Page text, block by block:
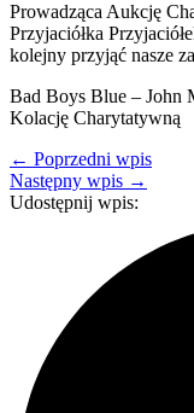
Prowadząca Aukcję
Przyjaciółka
kolejny przyjąć nasze
Bad Boys Blue – John
Kolację Charytatywną
← Poprzedni wpis
Następny wpis →
Udostępnij wpis: